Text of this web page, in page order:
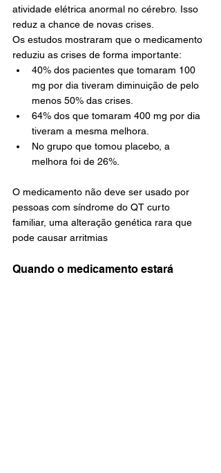
atividade elétrica anormal no cérebro. Isso
reduz a chance de novas crises.
Os estudos mostraram que o medicamento
reduziu as crises de forma importante:
40% dos pacientes que tomaram 100
mg por dia tiveram diminuição de pelo
menos 50% das crises.
64% dos que tomaram 400 mg por dia
tiveram a mesma melhora.
No grupo que tomou placebo, a
melhora foi de 26%.
O medicamento não deve ser usado por
pessoas com síndrome do QT curto
familiar, uma alteração genética rara que
pode causar arritmias
Quando o medicamento estará